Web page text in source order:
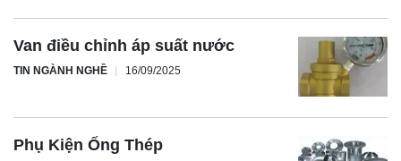
Van điều chỉnh áp suất nước
TIN NGÀNH NGHỀ 16/09/2025
Phụ Kiện Ống Thép